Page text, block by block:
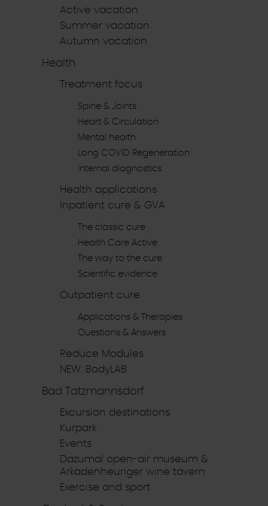
Active vacation
Summer vacation
Autumn vacation
Health
Treatment focus
Spine & Joints
Heart & Circulation
Mental health
Long COVID Regeneration
Internal diagnostics
Health applications
Inpatient cure & GVA
The classic cure
Health Care Active
The way to the cure
Scientific evidence
Outpatient cure
Applications & Therapies
Questions & Answers
Reduce Modules
NEW: BodyLAB
Bad Tatzmannsdorf
Excursion destinations
Kurpark
Events
Dazumal open-air museum &
Arkadenheuriger wine tavern
Exercise and sport